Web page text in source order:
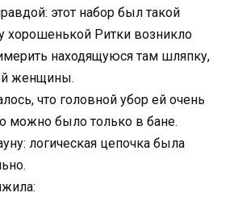
этот набор был такой
хорошенькой Ритки возникло
находящуюся там шляпку,
женщины.
что головной убор ей очень
можно было только в бане.
логическая цепочка была